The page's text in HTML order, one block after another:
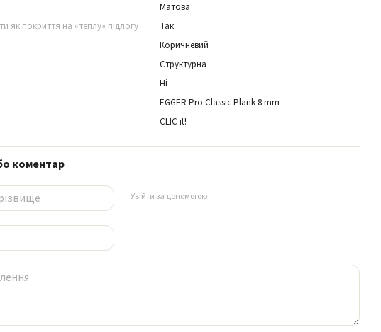
Матова
як покриття на «теплу» підлогу
Так
Коричневий
Структурна
Ні
EGGER Pro Classic Plank 8 mm
CLIC it!
коментар
Увійти за допомогою